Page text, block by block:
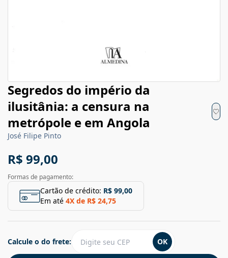
Segredos do império da
ilusitânia: a censura na
metrópole e em Angola
José Filipe Pinto
R$ 99,00
Formas de pagamento:
Cartão de crédito: R$ 99,00
Em até 4X de R$ 24,75
Calcule o do frete: OK